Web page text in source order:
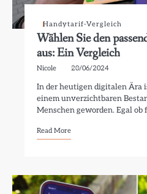
Handytarif-Vergleich
Wählen Sie den
aus: Ein Vergleich
Nicole 20/06/2024
In der heutigen digitalen Ära
einem unverzichtbaren
Menschen geworden. Egal ob
Read More